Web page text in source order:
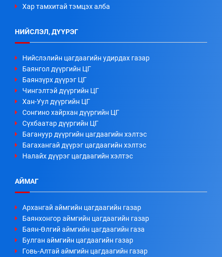
Хар тамхитай тэмцэх алба
НИЙСЛЭЛ, ДҮҮРЭГ
Нийслэлийн цагдаагийн удирдах газар
Баянгол дүүргийн ЦГ
Баянзүрх дүүрэг ЦГ
Чингэлтэй дүүргийн ЦГ
Хан-Уул дүүргийн ЦГ
Сонгино хайрхан дүүргийн ЦГ
Сүхбаатар дүүргийн ЦГ
Багануур дүүргийн цагдаагийн хэлтэс
Багахангай дүүрэг цагдаагийн хэлтэс
Налайх дүүрэг цагдаагийн хэлтэс
АЙМАГ
Архангай аймгийн цагдаагийн газар
Баянхонгор аймгийн цагдаагийн газар
Баян-Өлгий аймгийн цагдаагийн газа
Булган аймгийн цагдаагийн газар
Говь-Алтай аймгийн цагдаагийн газар